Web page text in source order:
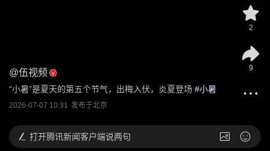
@伍视频
“小暑”是夏天的第五个节气，出梅入伏，炎夏登场 #小暑
2026-07-07 10:31 发布于北京
2
9
打开腾讯新闻客户端说两句